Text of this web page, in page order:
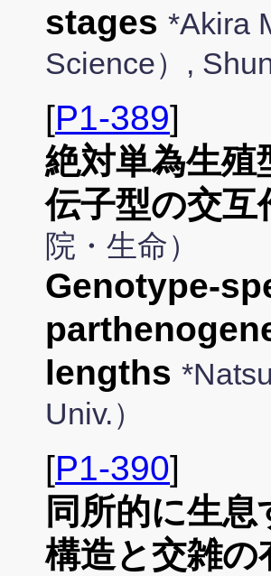
stages *Akira
Science）,
[P1-389]
絶対単為生殖
伝子型の交互
院・生命）
Genotype-
lengths
Univ.）
[P1-390]
同所的に生
構造と交雑の